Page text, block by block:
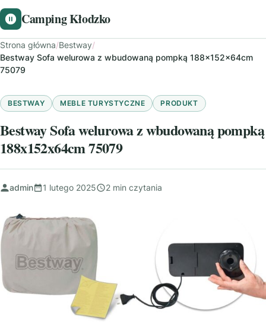
Camping Kłodzko
Strona główna/Bestway/
Bestway Sofa welurowa z wbudowaną pompką 188x152x64cm
75079
BESTWAY MEBLE TURYSTYCZNE PRODUKT
Bestway Sofa welurowa z wbudowaną pompką
188x152x64cm 75079
admin 1 lutego 2025 2 min czytania